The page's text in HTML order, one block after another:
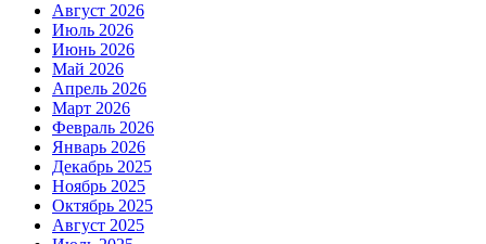
Август 2026
Июль 2026
Июнь 2026
Май 2026
Апрель 2026
Март 2026
Февраль 2026
Январь 2026
Декабрь 2025
Ноябрь 2025
Октябрь 2025
Август 2025